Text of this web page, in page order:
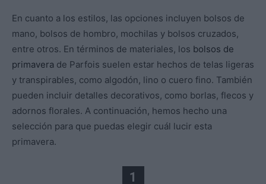
En cuanto a los estilos, las opciones incluyen bolsos de
mano, bolsos de hombro, mochilas y bolsos cruzados,
entre otros. En términos de materiales, los bolsos de
primavera de Parfois suelen estar hechos de telas ligeras
y transpirables, como algodón, lino o cuero fino. También
pueden incluir detalles decorativos, como borlas, flecos y
adornos florales. A continuación, hemos hecho una
selección para que puedas elegir cuál lucir esta
primavera.
1